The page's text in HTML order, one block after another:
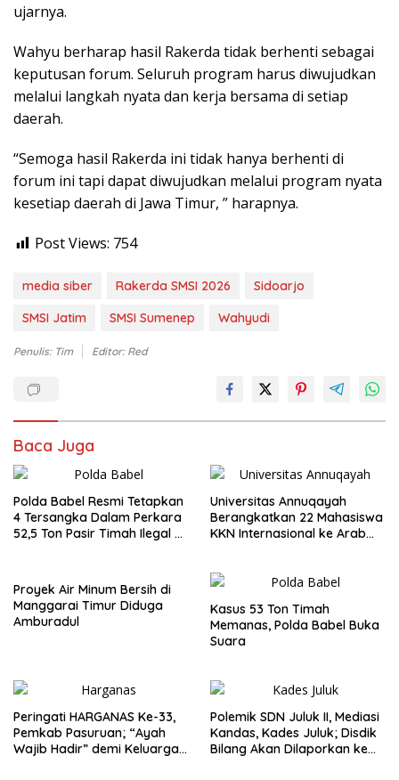
ujarnya.
Wahyu berharap hasil Rakerda tidak berhenti sebagai
keputusan forum. Seluruh program harus diwujudkan
melalui langkah nyata dan kerja bersama di setiap
daerah.
“Semoga hasil Rakerda ini tidak hanya berhenti di
forum ini tapi dapat diwujudkan melalui program nyata
kesetiap daerah di Jawa Timur, ” harapnya.
Post Views: 754
media siber Rakerda SMSI 2026
Sidoarjo
SMSI Jatim
SMSI Sumenep Wahyudi
Penulis: Tim Editor: Red
Baca Juga
Polda Babel Resmi Tetapkan
4 Tersangka Dalam Perkara
52,5 Ton Pasir Timah Ilegal di
Universitas Annuqayah
Berangkatkan 22 Mahasiswa
KKN Internasional ke Arab
Proyek Air Minum Bersih di
Manggarai Timur Diduga
Amburadul
Kasus 53 Ton Timah
Memanas, Polda Babel Buka
Suara
Peringati HARGANAS Ke-33,
Pemkab Pasuruan; “Ayah
Wajib Hadir” demi Keluarga
Polemik SDN Juluk II, Mediasi
Kandas, Kades Juluk; Disdik
Bilang Akan Dilaporkan ke